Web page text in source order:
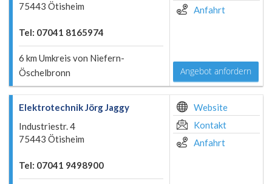
75443 Ötisheim
Tel: 07041 8165974
6 km Umkreis von Niefern-
Öschelbronn
Anfahrt
Angebot anfordern
Elektrotechnik Jörg Jaggy
Industriestr. 4
75443 Ötisheim
Tel: 07041 9498900
Website
Kontakt
Anfahrt